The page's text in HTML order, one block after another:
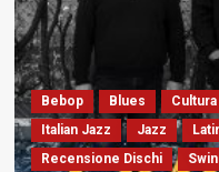
Savoldelli,
intelligenza
artificiale
e
creatività
umana
(Caligola
Bebop Blues Cultura
Italian Jazz
Jazz
Recensione Dischi